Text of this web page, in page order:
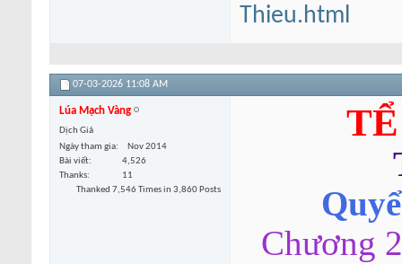
Thieu.html
07-03-2026 11:08 AM
Lúa Mạch Vàng
Dịch Giả
Ngày tham gia
Nov 2014
Bài viết
4,526
Thanks
11
Thanked 7,546 Times in 3,860 Posts
Chương